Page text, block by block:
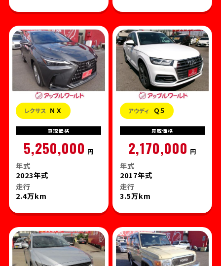
レクサス ＮＸ
買取価格
5,250,000 円
年式
2023年式
走行
2.4万km
アウディ Ｑ５
買取価格
2,170,000 円
年式
2017年式
走行
3.5万km